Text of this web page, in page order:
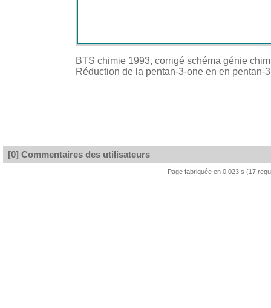
BTS chimie 1993, corrigé schéma génie
Réduction de la pentan-3-one en en pentan-
[0] Commentaires des utilisateurs
Page fabriquée en 0.023 s (17